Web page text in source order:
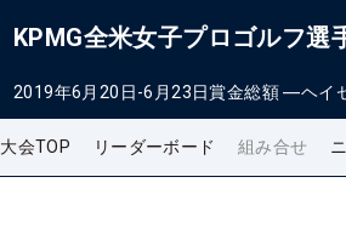
KPMG全米女子プロゴルフ選
2019年6月20日-6月23日賞金総額 ―ヘイ
大会TOP リーダーボード 組み合せ